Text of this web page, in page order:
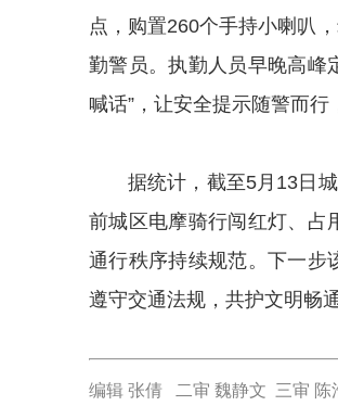
点，购置260个手持小喇叭
勤警员。执勤人员早晚高峰
喊话”，让安全提示随警而行
据统计，截至5月13日
前城区电摩骑行闯红灯、占
通行秩序持续规范。下一步
遵守交通法规，共护文明畅
编辑 张倩 二审 魏静文 三审 陈